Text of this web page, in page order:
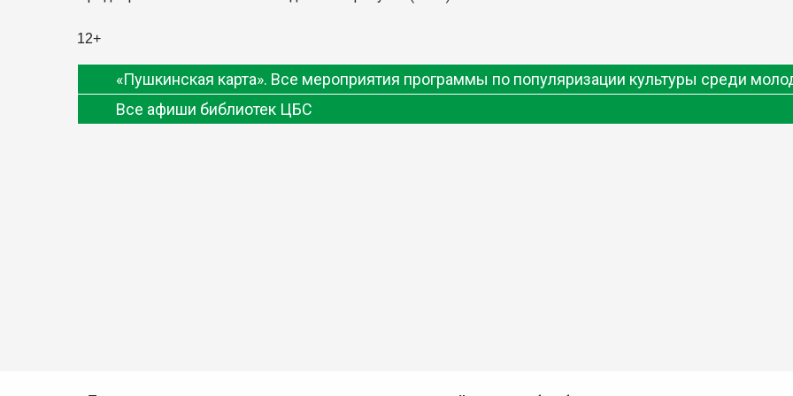
12+
«Пушкинская карта». Все мероприятия программы по популяризации культуры среди
Все афиши библиотек ЦБС